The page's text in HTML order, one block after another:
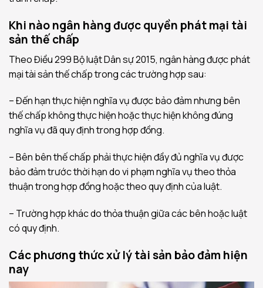
Khi nào ngân hàng được quyền phát mại tài
sản thế chấp
Theo Điều 299 Bộ luật Dân sự 2015, ngân hàng được phát
mại tài sản thế chấp trong các trường hợp sau:
– Đến hạn thực hiện nghĩa vụ được bảo đảm nhưng bên
thế chấp không thực hiện hoặc thực hiện không đúng
nghĩa vụ đã quy định trong hợp đồng.
– Bên bên thế chấp phải thực hiện đầy đủ nghĩa vụ được
bảo đảm trước thời hạn do vi phạm nghĩa vụ theo thỏa
thuận trong hợp đồng hoặc theo quy định của luật.
– Trường hợp khác do thỏa thuận giữa các bên hoặc luật
có quy định.
Các phương thức xử lý tài sản bảo đảm hiện
nay